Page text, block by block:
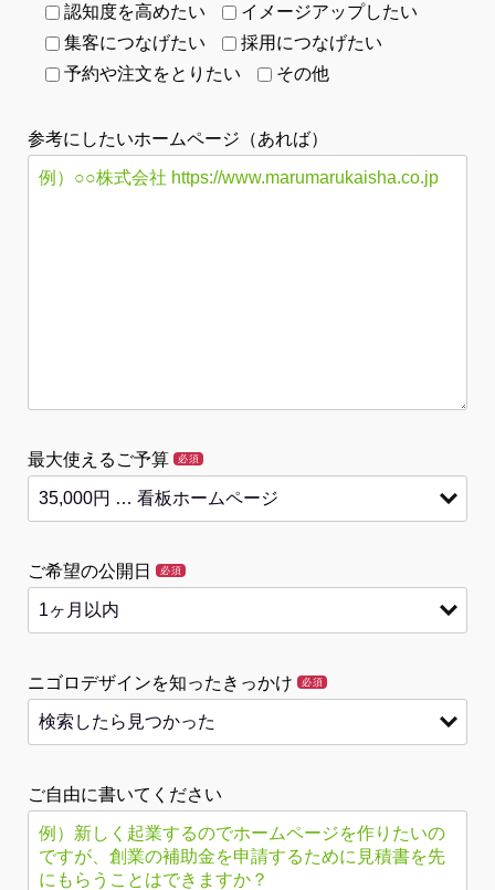
認知度を高めたい
イメージアップしたい
集客につなげたい
採用につなげたい
予約や注文をとりたい
その他
参考にしたいホームページ（あれば）
最大使えるご予算 必須
ご希望の公開日 必須
ニゴロデザインを知ったきっかけ 必須
ご自由に書いてください